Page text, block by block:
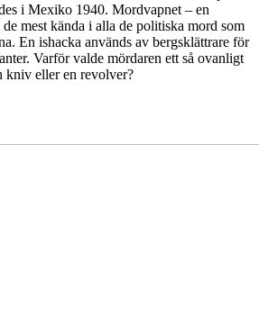
i Mexiko 1940. Mordvapnet – en
mest kända i alla de politiska mord som
En ishacka används av bergsklättrare för
Varför valde mördaren ett så ovanligt
kniv eller en revolver?